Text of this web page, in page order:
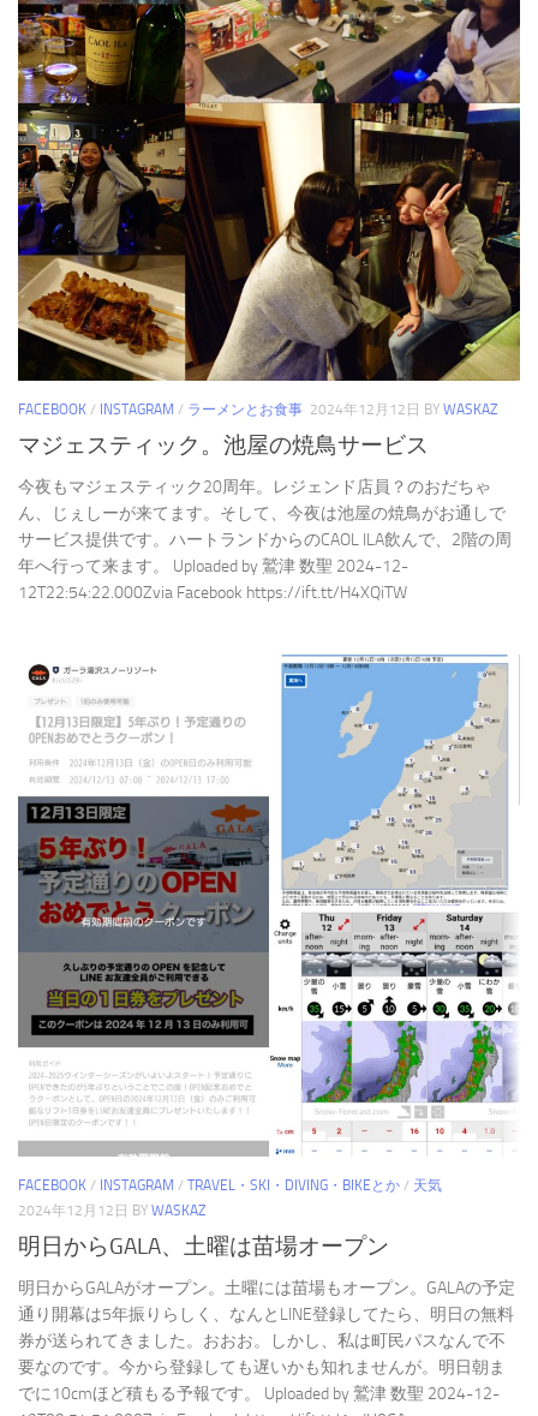
FACEBOOK / INSTAGRAM / ラーメンとお食事 2024年12月12日 BY WASKAZ
マジェスティック。池屋の焼鳥サービス
今夜もマジェスティック20周年。レジェンド店員？のおだちゃ
ん、じぇしーが来てます。そして、今夜は池屋の焼鳥がお通しで
サービス提供です。ハートランドからのCAOL ILA飲んで、2階の周
年へ行って来ます。 Uploaded by 鷲津 数聖 2024-12-
12T22:54:22.000Zvia Facebook https://ift.tt/H4XQiTW
FACEBOOK / INSTAGRAM / TRAVEL・SKI・DIVING・BIKEとか / 天気
2024年12月12日 BY WASKAZ
明日からGALA、土曜は苗場オープン
明日からGALAがオープン。土曜には苗場もオープン。GALAの予定
通り開幕は5年振りらしく、なんとLINE登録してたら、明日の無料
券が送られてきました。おおお。しかし、私は町民パスなんで不
要なのです。今から登録しても遅いかも知れませんが。明日朝ま
でに10cmほど積もる予報です。 Uploaded by 鷲津 数聖 2024-12-